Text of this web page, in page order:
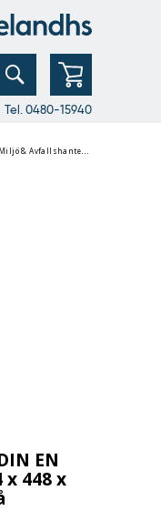
Tel. 0480-15940
Miljö & Avfallshantering
EN
x 448 x